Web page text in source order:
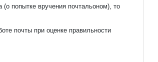
попытке вручения почтальоном), то
почты при оценке правильности